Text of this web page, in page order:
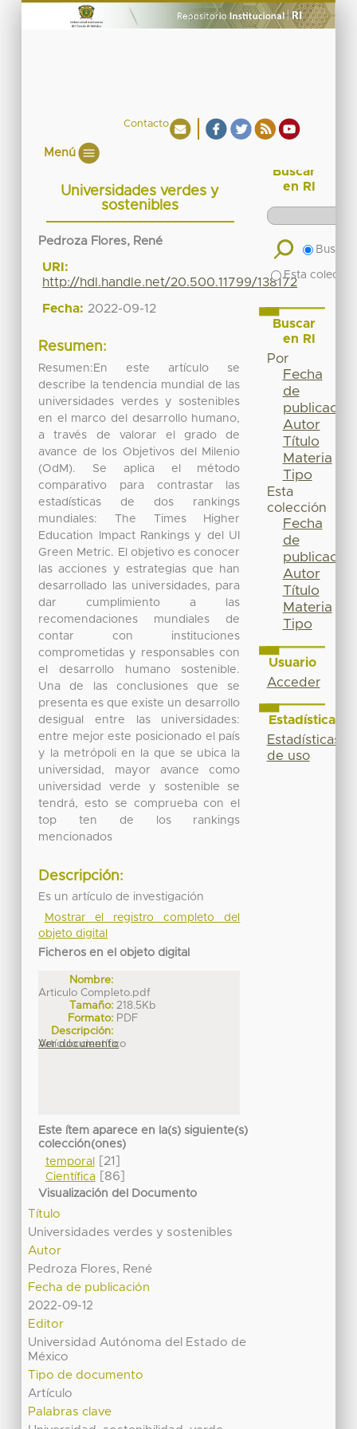
Contacto
Menú
Universidades verdes y
sostenibles
Pedroza Flores, René
URI:
http://hdl.handle.net/20.500.11799/138172
Fecha: 2022-09-12
Resumen:
Resumen:En este artículo se
describe la tendencia mundial de las
universidades verdes y sostenibles
en el marco del desarrollo humano,
a través de valorar el grado de
avance de los Objetivos del Milenio
(OdM). Se aplica el método
comparativo para contrastar las
estadísticas de dos rankings
mundiales: The Times Higher
Education Impact Rankings y del UI
Green Metric. El objetivo es conocer
las acciones y estrategias que han
desarrollado las universidades, para
dar cumplimiento a las
recomendaciones mundiales de
contar con instituciones
comprometidas y responsables con
el desarrollo humano sostenible.
Una de las conclusiones que se
presenta es que existe un desarrollo
desigual entre las universidades:
entre mejor este posicionado el país
y la metrópoli en la que se ubica la
universidad, mayor avance como
universidad verde y sostenible se
tendrá, esto se comprueba con el
top ten de los rankings
mencionados
Descripción:
Es un artículo de investigación
Mostrar el registro completo del
objeto digital
Ficheros en el objeto digital
Nombre:
Articulo Completo.pdf
Tamaño: 218.5Kb
Formato: PDF
Descripción:
Artículo científico
Ver documento
Este ítem aparece en la(s) siguiente(s)
colección(ones)
temporal[21]
Científica[86]
Visualización del Documento
Título
Universidades verdes y sostenibles
Autor
Pedroza Flores, René
Fecha de publicación
2022-09-12
Editor
Universidad Autónoma del Estado de
México
Tipo de documento
Artículo
Palabras clave
Buscar
en RI
Buscar
Esta
Buscar
en RI
Por
Fecha
de
publicación
Autor
Título
Materia
Tipo
Esta
colección
Fecha
de
publicación
Autor
Título
Materia
Tipo
Usuario
Acceder
Estadísticas
Estadísticas
de uso